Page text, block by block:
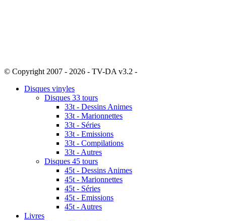
© Copyright 2007 - 2026 - TV-DA v3.2 -
Disques vinyles
Disques 33 tours
33t - Dessins Animes
33t - Marionnettes
33t - Séries
33t - Emissions
33t - Compilations
33t - Autres
Disques 45 tours
45t - Dessins Animes
45t - Marionnettes
45t - Séries
45t - Emissions
45t - Autres
Livres